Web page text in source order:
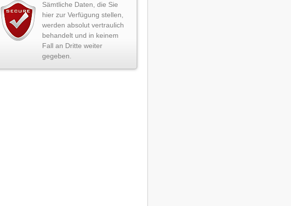
Sämtliche Daten, die Sie
hier zur Verfügung stellen,
werden absolut vertraulich
behandelt und in keinem
Fall an Dritte weiter
gegeben.